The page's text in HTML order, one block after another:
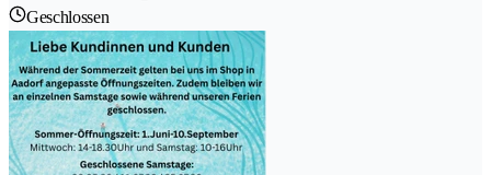
Geschlossen